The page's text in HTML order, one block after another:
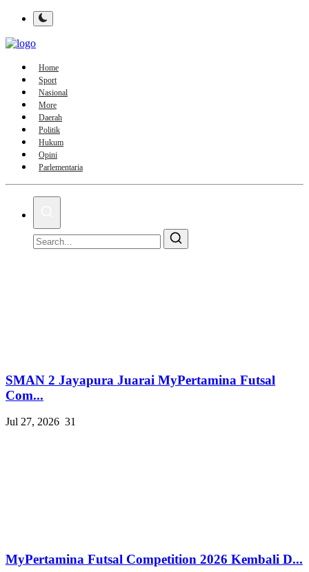
Home
Sport
Nasional
More
Daerah
Politik
Hukum
Opini
Parlementaria
SMAN 2 Jayapura Juarai MyPertamina Futsal
Com...
Jul 27, 2026 31
MyPertamina Futsal Competition 2026 Kembali D...